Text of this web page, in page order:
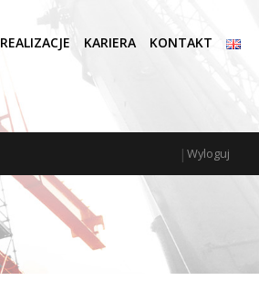
REALIZACJE KARIERA KONTAKT
| Wyloguj